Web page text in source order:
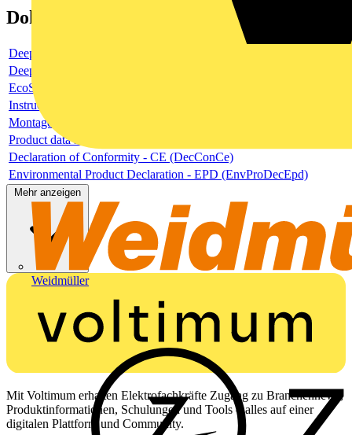
Weidmüller
Dokumente
Deeplink product page
Deeplink REACH
EcoSolutions Profil
Instructions and Manuals (InsMan)
Montage- und Betriebsanleitung
Product data sheet
Declaration of Conformity - CE (DecConCe)
Environmental Product Declaration - EPD (EnvProDecEpd)
Mehr anzeigen
Mit Voltimum erhalten Elektrofachkräfte Zugang zu Branchennews,
Produktinformationen, Schulungen und Tools – alles auf einer
digitalen Plattform und Community.